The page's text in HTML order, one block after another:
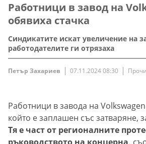
Работници в завод на
обявиха стачка
Синдикатите искат увеличение на
работодателите ги отрязаха
Петър Захариев 07.11.2024 08:30
Работници в завода на
който е заплашен със затваряне,
Тя е част от регионалните